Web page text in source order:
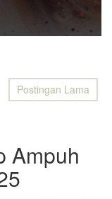
Postingan Lama
Ampuh